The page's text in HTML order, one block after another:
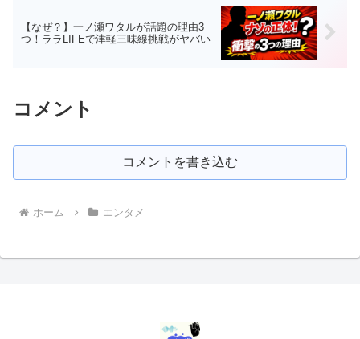
【なぜ？】一ノ瀬ワタルが話題の理由3
つ！ララLIFEで津軽三味線挑戦がヤバい
コメント
コメントを書き込む
ホーム エンタメ